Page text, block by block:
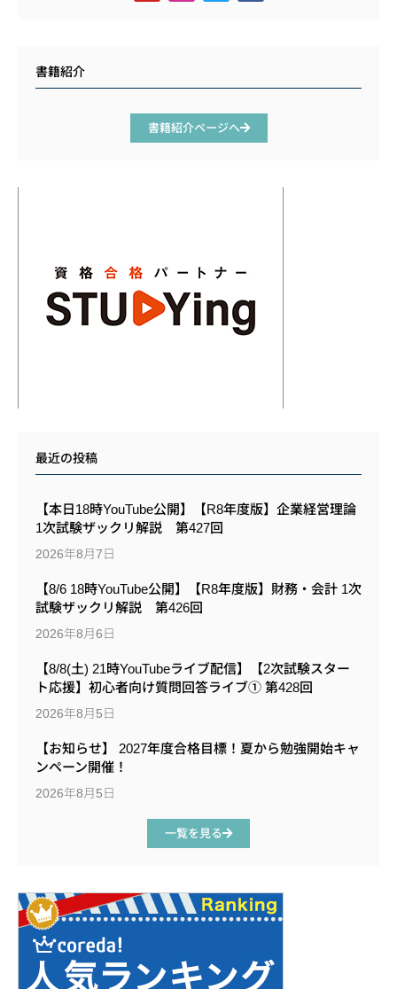
書籍紹介
書籍紹介ページへ
最近の投稿
【本日18時YouTube公開】【R8年度版】企業経営理論
1次試験ザックリ解説 第427回
2026年8月7日
【8/6 18時YouTube公開】【R8年度版】財務・会計 1次
試験ザックリ解説 第426回
2026年8月6日
【8/8(土) 21時YouTubeライブ配信】【2次試験スター
ト応援】初心者向け質問回答ライブ① 第428回
2026年8月5日
【お知らせ】 2027年度合格目標！夏から勉強開始キャ
ンペーン開催！
2026年8月5日
一覧を見る